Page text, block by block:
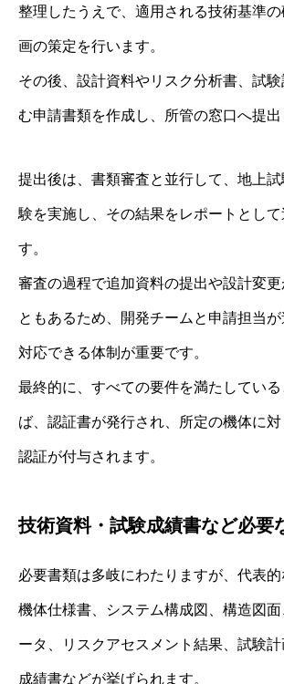
整理したうえで、適用される技術基準
画の策定を行います。
その後、設計資料やリスク分析書、試
む申請書類を作成し、所管の窓口へ提出
提出後は、書類審査と並行して、地上
験を実施し、その結果をレポートとして
す。
審査の過程で追加資料の提出や設計変更
ともあるため、開発チームと申請担当
対応できる体制が重要です。
最終的に、すべての要件を満たしてい
ば、認証書が発行され、所定の機体に
認証が付与されます。
技術資料・試験成績書など必要
必要書類は多岐にわたりますが、代表的
機体仕様書、システム構成図、構造図
ータ、リスクアセスメント結果、試験
成績書などが挙げられます。